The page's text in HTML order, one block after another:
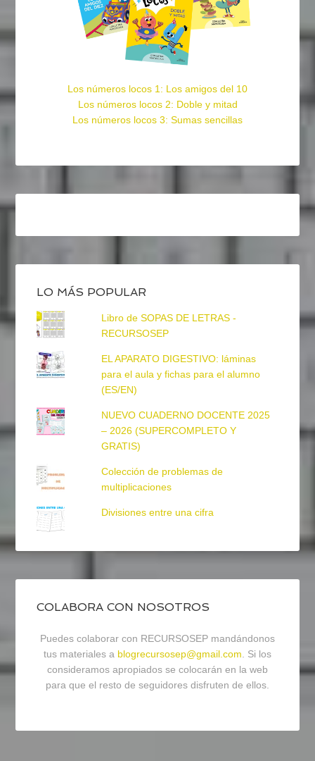
Los números locos 1: Los amigos del 10
Los números locos 2: Doble y mitad
Los números locos 3: Sumas sencillas
LO MÁS POPULAR
Libro de SOPAS DE LETRAS -
RECURSOSEP
EL APARATO DIGESTIVO: láminas
para el aula y fichas para el alumno
(ES/EN)
NUEVO CUADERNO DOCENTE 2025
– 2026 (SUPERCOMPLETO Y
GRATIS)
Colección de problemas de
multiplicaciones
Divisiones entre una cifra
COLABORA CON NOSOTROS
Puedes colaborar con RECURSOSEP mandándonos
tus materiales a blogrecursosep@gmail.com. Si los
consideramos apropiados se colocarán en la web
para que el resto de seguidores disfruten de ellos.